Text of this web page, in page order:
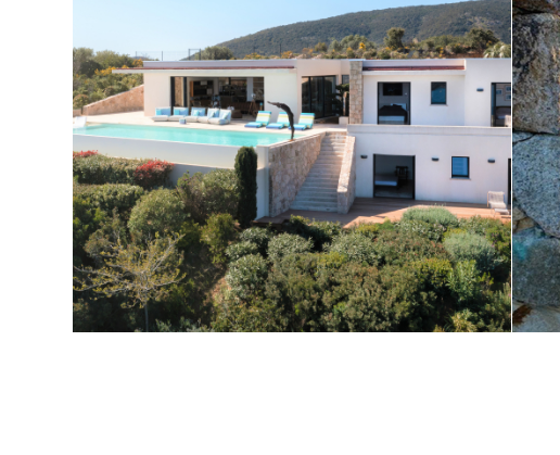
Villa individuelle à Porto Vecchio 7